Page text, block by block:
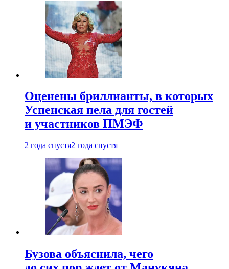
Оценены бриллианты, в которых
Успенская пела для гостей
и участников ПМЭФ
2 года спустя2 года спустя
Бузова объяснила, чего